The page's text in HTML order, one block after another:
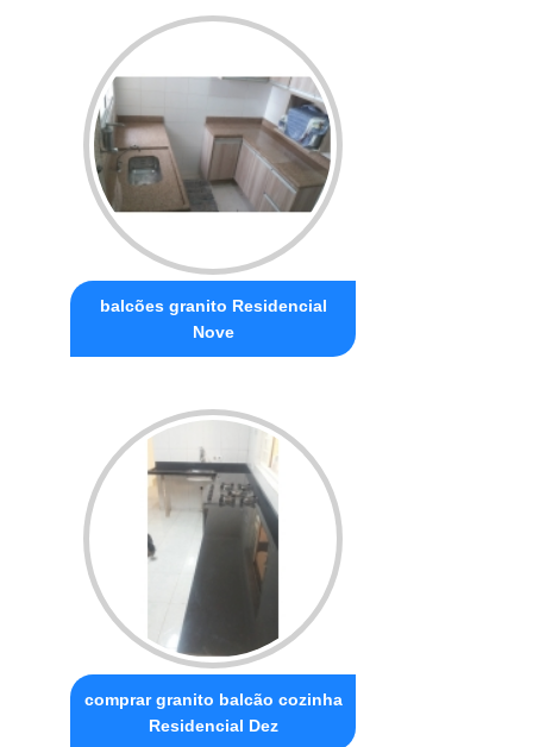
balcões granito Residencial
Nove
comprar granito balcão cozinha
Residencial Dez